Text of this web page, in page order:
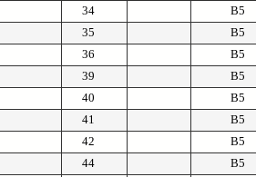
34 B5
35 B5
36 B5
39 B5
40 B5
41 B5
42 B5
44 B5